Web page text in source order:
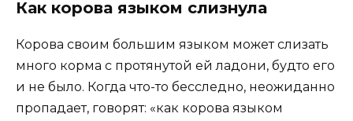
Как корова языком слизнула
Корова своим большим языком может слизать
много корма с протянутой ей ладони, будто его
и не было. Когда что-то бесследно, неожиданно
пропадает, говорят: «как корова языком